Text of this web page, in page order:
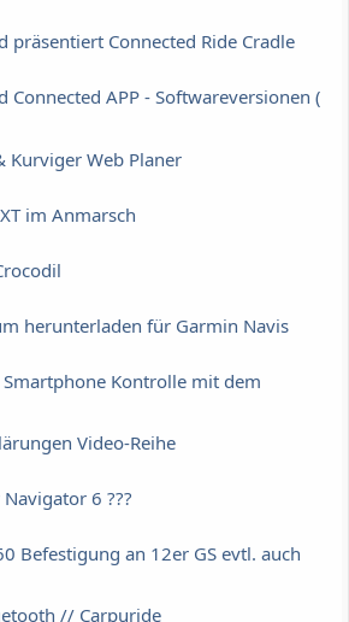
präsentiert Connected Ride Cradle
Connected APP - Softwareversionen (
Kurviger Web Planer
im Anmarsch
herunterladen für Garmin Navis
Kontrolle mit dem
Video-Reihe
6 ???
Befestigung an 12er GS evtl. auch
// Carpuride